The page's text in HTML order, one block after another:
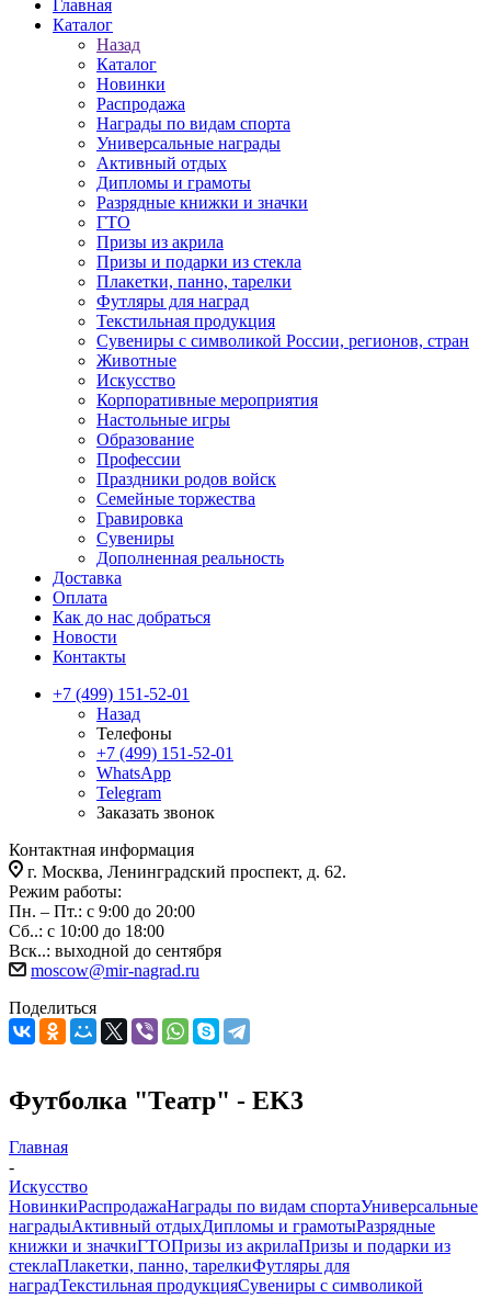
Главная
Каталог
Назад
Каталог
Новинки
Распродажа
Награды по видам спорта
Универсальные награды
Активный отдых
Дипломы и грамоты
Разрядные книжки и значки
ГТО
Призы из акрила
Призы и подарки из стекла
Плакетки, панно, тарелки
Футляры для наград
Текстильная продукция
Сувениры с символикой России, регионов, стран
Животные
Искусство
Корпоративные мероприятия
Настольные игры
Образование
Профессии
Праздники родов войск
Семейные торжества
Гравировка
Сувениры
Дополненная реальность
Доставка
Оплата
Как до нас добраться
Новости
Контакты
+7 (499) 151-52-01
Назад
Телефоны
+7 (499) 151-52-01
WhatsApp
Telegram
Заказать звонок
Контактная информация
г. Москва, Ленинградский проспект, д. 62.
Режим работы:
Пн. – Пт.: с 9:00 до 20:00
Сб..: с 10:00 до 18:00
Вск..: выходной до сентября
moscow@mir-nagrad.ru
Поделиться
Футболка "Театр" - EK3
Главная
-
Искусство
НовинкиРаспродажаНаграды по видам спортаУниверсальные
наградыАктивный отдыхДипломы и грамотыРазрядные
книжки и значкиГТОПризы из акрилаПризы и подарки из
стеклаПлакетки, панно, тарелкиФутляры для
наградТекстильная продукцияСувениры с символикой